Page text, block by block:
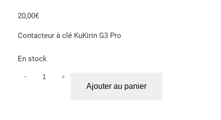
20,00€
Contacteur à clé KuKirin G3 Pro
En stock
− +
Ajouter au panier